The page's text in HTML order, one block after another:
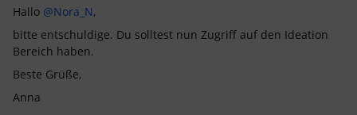
Hallo @Nora_N,
bitte entschuldige. Du solltest nun Zugriff auf den Ideation
Bereich haben.
Beste Grüße,
Anna